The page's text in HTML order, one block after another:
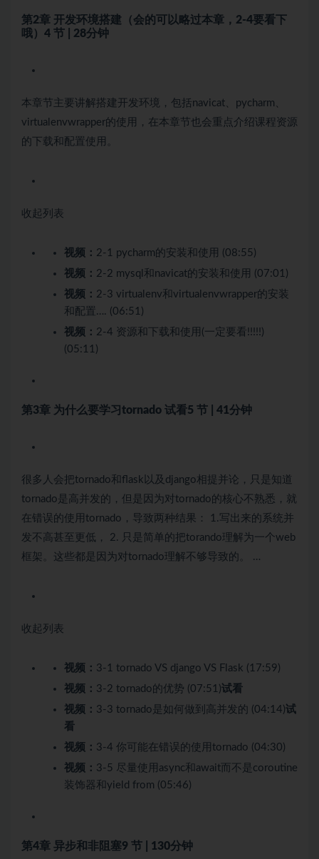
第2章 开发环境搭建（会的可以略过本章，2-4要看下
哦） 4 节 | 28分钟
本章节主要讲解搭建开发环境，包括navicat、pycharm、
virtualenvwrapper的使用，在本章节也会重点介绍课程资源
的下载和配置使用。
收起列表
视频： 2-1 pycharm的安装和使用 (08:55)
视频： 2-2 mysql和navicat的安装和使用 (07:01)
视频： 2-3 virtualenv和virtualenvwrapper的安装
和配置…. (06:51)
视频： 2-4 资源和下载和使用(一定要看!!!!!)
(05:11)
第3章 为什么要学习tornado 试看5 节 | 41分钟
很多人会把tornado和flask以及django相提并论，只是知道
tornado是高并发的，但是因为对tornado的核心不熟悉，就
在错误的使用tornado，导致两种结果： 1.写出来的系统并
发不高甚至更低， 2. 只是简单的把torando理解为一个web
框架。这些都是因为对tornado理解不够导致的。 …
收起列表
视频： 3-1 tornado VS django VS Flask (17:59)
视频： 3-2 tornado的优势 (07:51)试看
视频： 3-3 tornado是如何做到高并发的 (04:14)试
看
视频： 3-4 你可能在错误的使用tornado (04:30)
视频： 3-5 尽量使用async和await而不是coroutine
装饰器和yield from (05:46)
第4章 异步和非阻塞9 节 | 130分钟